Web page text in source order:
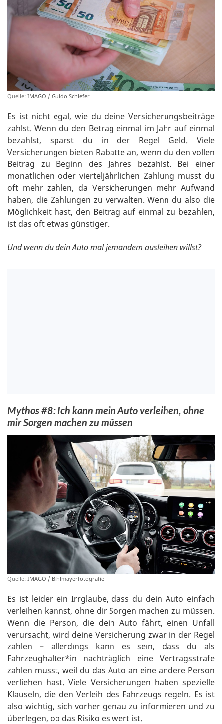
Quelle: IMAGO / Guido Schiefer
Es ist nicht egal, wie du deine Versicherungsbeiträge
zahlst. Wenn du den Betrag einmal im Jahr auf einmal
bezahlst, sparst du in der Regel Geld. Viele
Versicherungen bieten Rabatte an, wenn du den vollen
Beitrag zu Beginn des Jahres bezahlst. Bei einer
monatlichen oder vierteljährlichen Zahlung musst du
oft mehr zahlen, da Versicherungen mehr Aufwand
haben, die Zahlungen zu verwalten. Wenn du also die
Möglichkeit hast, den Beitrag auf einmal zu bezahlen,
ist das oft etwas günstiger.
Und wenn du dein Auto mal jemandem ausleihen willst?
Mythos #8: Ich kann mein Auto verleihen, ohne
mir Sorgen machen zu müssen
Quelle: IMAGO / Bihlmayerfotografie
Es ist leider ein Irrglaube, dass du dein Auto einfach
verleihen kannst, ohne dir Sorgen machen zu müssen.
Wenn die Person, die dein Auto fährt, einen Unfall
verursacht, wird deine Versicherung zwar in der Regel
zahlen – allerdings kann es sein, dass du als
Fahrzeughalter*in nachträglich eine Vertragsstrafe
zahlen musst, weil du das Auto an eine andere Person
verliehen hast. Viele Versicherungen haben spezielle
Klauseln, die den Verleih des Fahrzeugs regeln. Es ist
also wichtig, sich vorher genau zu informieren und zu
überlegen, ob das Risiko es wert ist.